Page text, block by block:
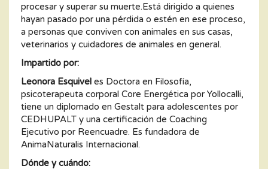
procesar y superar su muerte.Está dirigido a quienes
hayan pasado por una pérdida o estén en ese proceso,
a personas que conviven con animales en sus casas,
veterinarios y cuidadores de animales en general.
Impartido por:
Leonora Esquivel es Doctora en Filosofía,
psicoterapeuta corporal Core Energética por Yollocalli,
tiene un diplomado en Gestalt para adolescentes por
CEDHUPALT y una certificación de Coaching
Ejecutivo por Reencuadre. Es fundadora de
AnimaNaturalis Internacional.
Dónde y cuándo: